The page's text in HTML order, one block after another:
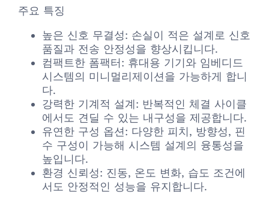
주요 특징
높은 신호 무결성: 손실이 적은 설계로 신호
품질과 전송 안정성을 향상시킵니다.
컴팩트한 폼팩터: 휴대용 기기와 임베디드
시스템의 미니멀리제이션을 가능하게 합니
다.
강력한 기계적 설계: 반복적인 체결 사이클
에서도 견딜 수 있는 내구성을 제공합니다.
유연한 구성 옵션: 다양한 피치, 방향성, 핀
수 구성이 가능해 시스템 설계의 융통성을
높입니다.
환경 신뢰성: 진동, 온도 변화, 습도 조건에
서도 안정적인 성능을 유지합니다.